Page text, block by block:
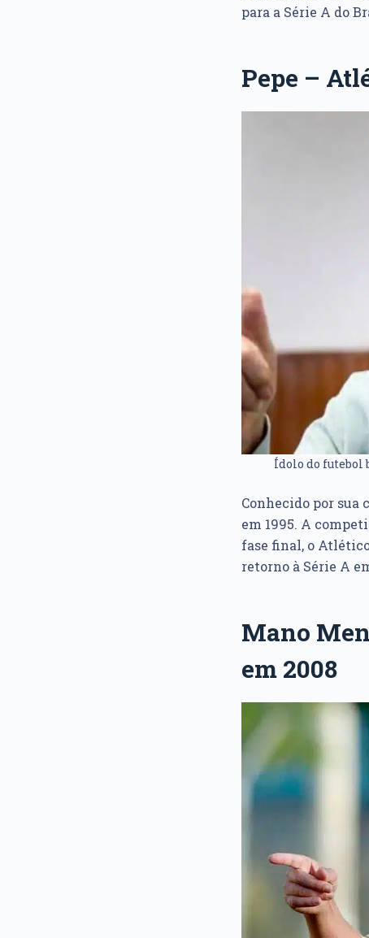
para a Série A do
Pepe –
Ídolo do futebol
Conhecido por sua
em 1995. A
fase final, o
retorno à Série A
Mano
em 2008